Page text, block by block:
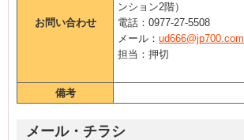
お問い合わせ
ンション2階）
電話：0977-27-5508
メール： ud666@jp700.com
担当：押切
備考
メール・チラシ